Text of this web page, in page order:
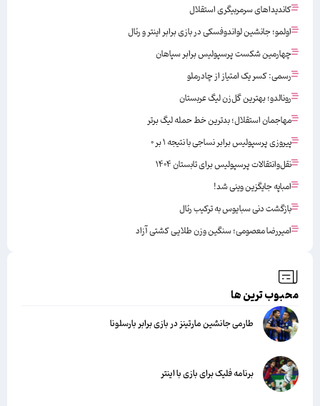
کاندیداهای سرمربیگری استقلال
اولمو؛ جانشین لواندوفسکی در بازی برابر اینتر و رئال
چهارمین شکست پرسپولیس برابر سپاهان
رسمی: کسر یک امتیاز از چادرملو
رونالدو؛ بهترین گل‌زن لیگ عربستان
مهاجمان استقلال؛ بدترین خط حمله لیگ برتر
پیروزی پرسپولیس برابر نساجی با نتیجه ۱ بر ۰
نقل‌وانتقالات پرسپولیس برای تابستان ۱۴۰۴
امباپه جایگزین وینی شد!
بازگشت دنی سبایوس به ترکیب رئال
امیررضا معصومی؛ سنگین وزن طلایی کشتی آزاد
محبوب ترین ها
طارمی جانشین مارتینز در بازی برابر بارسلونا
برنامه فلیک برای بازی با اینتر